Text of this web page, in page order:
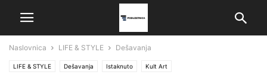
Naslovnica LIFE & STYLE Dešavanja
LIFE & STYLE Dešavanja Istaknuto Kult Art